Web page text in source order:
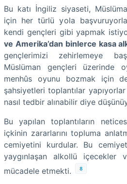
Bu katı İngiliz siyaseti,
için her türlü yola
kendi gençleri gibi yapmak
ve Amerika’dan binlerce kasa
gençlerimizi zehirlemeye
Müslüman gençleri üzerinde
menhûs oyunu bozmak için
şahsiyetleri toplantılar
nasıl tedbir alınabilir diye
Bu yapılan toplantıların
içkinin zararlarını topluma
cemiyetini kurdular. Bu
yaygınlaşan alkollü içecekler
mücadele etmekti.
8